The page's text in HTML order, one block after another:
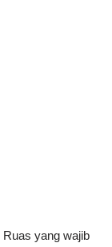
Ruas yang wajib